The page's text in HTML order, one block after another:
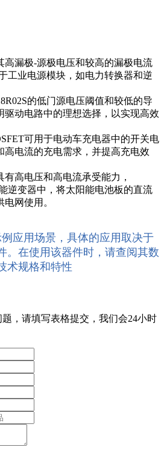
高漏极-源极电压和较高的漏极电流
工业电源模块，如电力转换器和逆
的低门源电压阈值和较低的导
驱动电路中的理想选择，以实现高效
可用于电动车充电器中的开关电
高电流的充电需求，并提高充电效
高电压和高电流承受能力，
逆变器中，将太阳能电池板的直流
网使用。
应用场景，具体的应用取决于
。在使用该器件时，请查阅其数
术规格和特性
，请填写表格提交，我们会24小时